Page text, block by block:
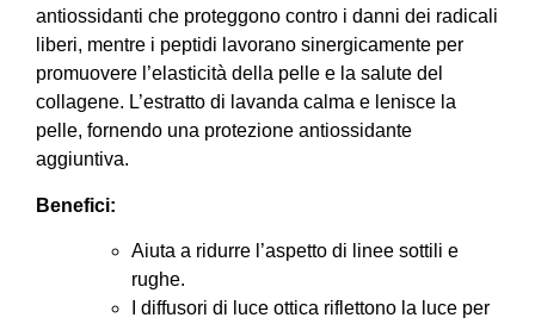
antiossidanti che proteggono contro i danni dei radicali
liberi, mentre i peptidi lavorano sinergicamente per
promuovere l’elasticità della pelle e la salute del
collagene. L’estratto di lavanda calma e lenisce la
pelle, fornendo una protezione antiossidante
aggiuntiva.
Benefici:
Aiuta a ridurre l’aspetto di linee sottili e
rughe.
I diffusori di luce ottica riflettono la luce per